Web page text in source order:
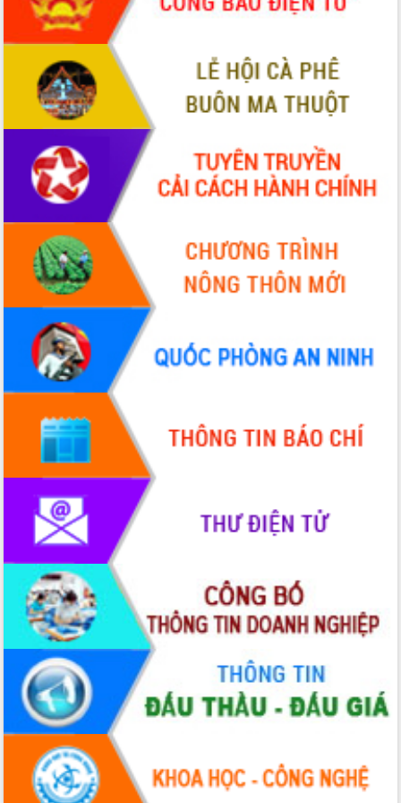
món ăn từ sầu riêng
Đắk Lắk công bố Quy hoạch và xúc
tiến đầu tư tỉnh
Ngành cá ngừ Đắk Lắk chủ động thích
ứng để giữ vững thị trường xuất khẩu
Diễn đàn Kinh tế tư nhân Việt Nam đột
phá cơ chế - Hợp tác công tư
Đề án 06 tạo bước ngoặt đột phá trong
cải cách hành chính tỉnh Đắk Lắk
Kết nối tour, đẩy mạnh chuyển đổi số
để phát triển du lịch Đắk Lắk
Khởi động Dự án Đầu tư xây dựng hạ
tầng kỹ thuật Cụm công nghiệp Tân
Tiến
Gặp mặt các cơ quan báo chí nhân Kỷ
niệm 101 năm Ngày Báo chí Cách
mạng Việt Nam
Đắk Lắk sơ kết 4 năm triển khai thực
hiện Đề án 06 của Chính phủ
Họp báo thông tin về Hội nghị Công bố
Quy hoạch và Xúc tiến đầu tư tỉnh Đắk
Khơi thông điểm nghẽn, đẩy nhanh
giải ngân vốn khắc phục thiên tai
HĐND tỉnh thông qua điều chỉnh Quy
hoạch tỉnh thời kỳ 2021-2030
Hội thảo góp ý hồ sơ điều chỉnh quy
hoạch tỉnh Đắk Lắk thời kỳ 2021-2030,
tầm nhìn đến năm 2050
Nâng cao hiệu quả hoạt động của các
doanh nghiệp nhà nước
Hội nghị triển khai kết nối mạng
truyền số liệu chuyên dùng phục vụ cơ
quan Đảng, Nhà nước
Lễ phát động chuỗi hoạt động chung
tay làm sạch môi trường
Xã Ea Kar bước chuyển mình trong
công tác cải cách hành chính mô hình
UBND tỉnh họp báo định kỳ tháng 4
năm 2026